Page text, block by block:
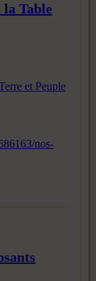
Table
et Peuple
nos-